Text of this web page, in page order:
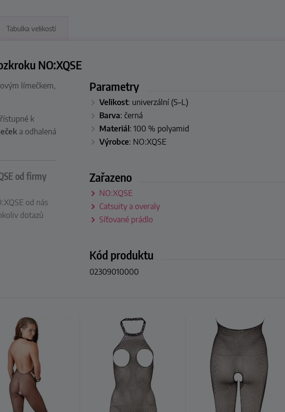
Tabulka velikostí
NO:XQSE
límečkem,
k
a odhalená
od firmy
od nás
dotazů
Parametry
Velikost: univerzální (S–L)
Barva:černá
Materiál:100 % polyamid
Výrobce: NO:XQSE
Zařazeno
NO:XQSE
Catsuity a overaly
Síťované prádlo
Kód produktu
02309010000